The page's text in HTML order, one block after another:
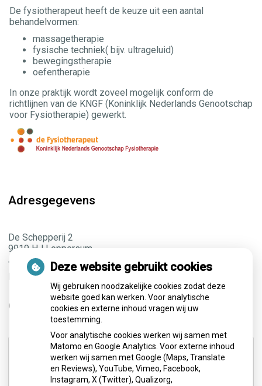
De fysiotherapeut heeft de keuze uit een aantal
behandelvormen:
massagetherapie
fysische techniek( bijv. ultrageluid)
bewegingstherapie
oefentherapie
In onze praktijk wordt zoveel mogelijk conform de
richtlijnen van de KNGF (Koninklijk Nederlands Genootschap
voor Fysiotherapie) gewerkt.
Adresgegevens
De Schepperij 2
9919 HJ Loppersum
Tel:
0596 572966
E-mail:info@fysio-loppersum.nl
Openingstijden
Maandag:
07.00 - 18.00
08.00 - 18.00
Woensdag:
07.00 - 14.00
Deze website gebruikt cookies
Wij gebruiken noodzakelijke cookies zodat deze
website goed kan werken. Voor analytische
cookies en externe inhoud vragen wij uw
toestemming.
Voor analytische cookies werken wij samen met
Matomo en Google Analytics. Voor externe inhoud
werken wij samen met Google (Maps, Translate
en Reviews), YouTube, Vimeo, Facebook,
Instagram, X (Twitter), Qualizorg,